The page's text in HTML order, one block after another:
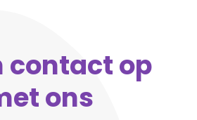
contact op
ons